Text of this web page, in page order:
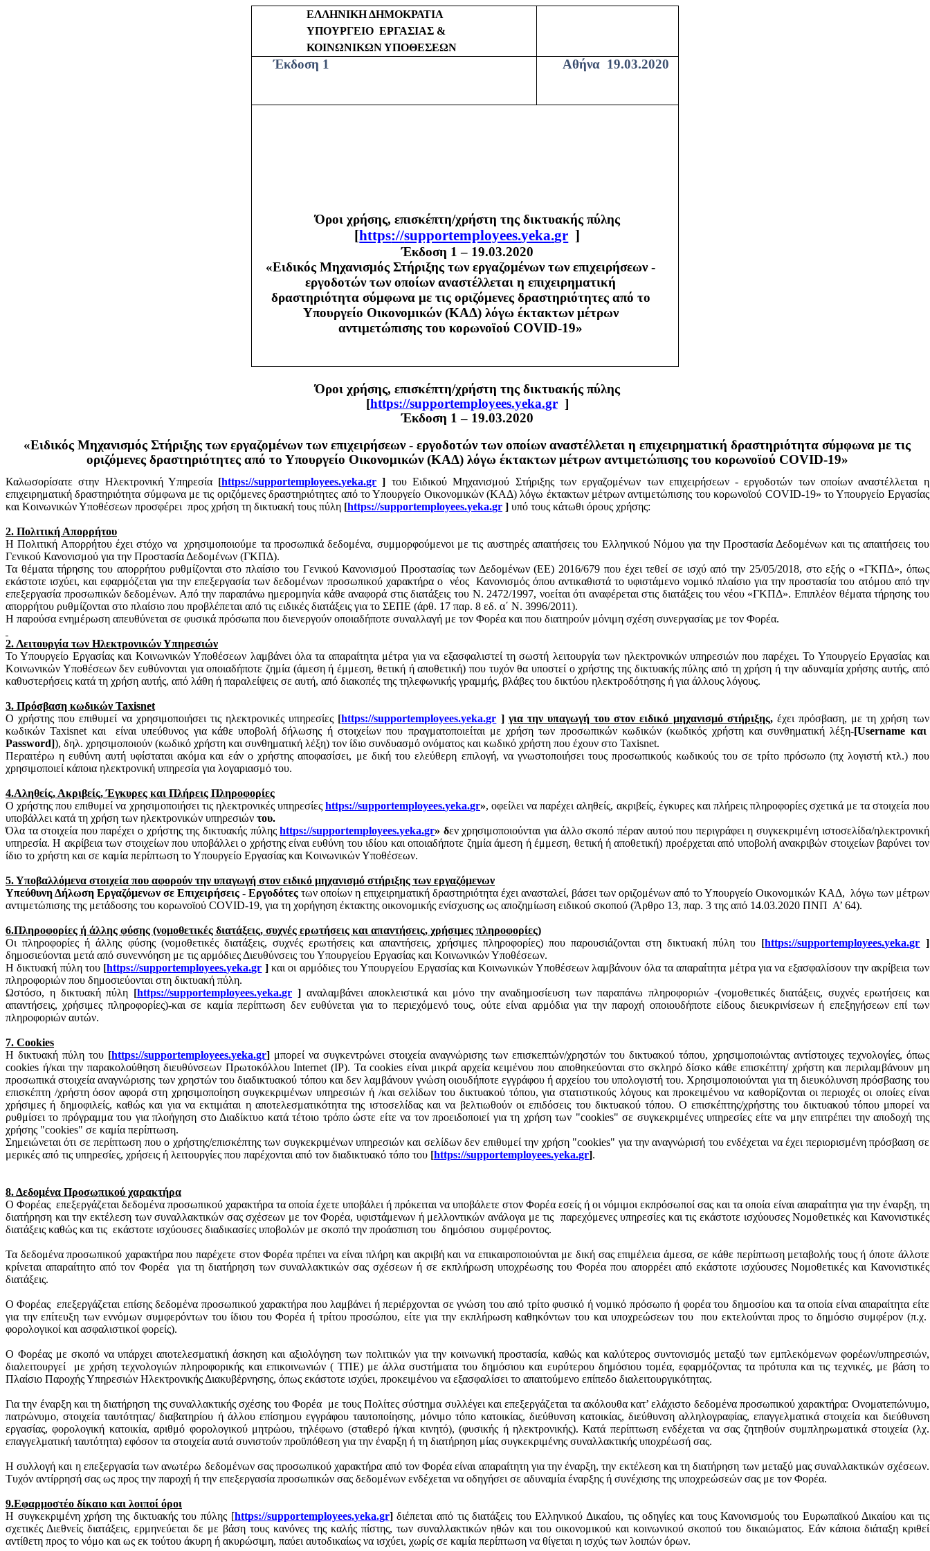
ΕΛΛΗΝΙΚΗ ΔΗΜΟΚΡΑΤΙΑ
ΥΠΟΥΡΓΕΙΟ ΕΡΓΑΣΙΑΣ &
ΚΟΙΝΩΝΙΚΩΝ ΥΠΟΘΕΣΕΩΝ
Έκδοση 1 Αθήνα 19.03.2020
Όροι χρήσης, επισκέπτη/χρήστη της δικτυακής πύλης
[https://supportemployees.yeka.gr ]
Έκδοση 1 – 19.03.2020
«Ειδικός Μηχανισμός Στήριξης των εργαζομένων των επιχειρήσεων -
εργοδοτών των οποίων αναστέλλεται η επιχειρηματική
δραστηριότητα σύμφωνα με τις οριζόμενες δραστηριότητες από το
Υπουργείο Οικονομικών (ΚΑΔ) λόγω έκτακτων μέτρων
αντιμετώπισης τουκορωνοϊού COVID-19»
Όροι χρήσης, επισκέπτη/χρήστη της δικτυακής πύλης
[https://supportemployees.yeka.gr ]
Έκδοση 1 – 19.03.2020
«Ειδικός Μηχανισμός Στήριξης των εργαζομένων των επιχειρήσεων - εργοδοτών των οποίων αναστέλλεται η επιχειρηματική δραστηριότητα σύμφωνα με τις
οριζόμενες δραστηριότητες από το Υπουργείο Οικονομικών (ΚΑΔ) λόγω έκτακτων μέτρων αντιμετώπισης του κορωνοϊούCOVID-19»
Καλωσορίσατε στην Ηλεκτρονική Υπηρεσία [https://supportemployees.yeka.gr ] τουΕιδικού Μηχανισμού Στήριξης των εργαζομένων των επιχειρήσεων - εργοδοτών των οποίων αναστέλλεται η
επιχειρηματική δραστηριότητα σύμφωνα με τις οριζόμενες δραστηριότητες από το Υπουργείο Οικονομικών (ΚΑΔ) λόγω έκτακτων μέτρων αντιμετώπισης τουκορωνοϊού COVID-19» το Υπουργείο Εργασίας
και Κοινωνικών Υποθέσεων προσφέρει προς χρήση τη δικτυακή τους πύλη [https://supportemployees.yeka.gr ] υπό τους κάτωθι όρους χρήσης:
2. Πολιτική Απορρήτου
Η Πολιτική Απορρήτου έχει στόχο να
χρησιμοποιούμε τα προσωπικά δεδομένα, συμμορφούμενοι με τις αυστηρές απαιτήσεις του Ελληνικού Νόμου για την Προστασία Δεδομένων και τις απαιτήσεις του
Γενικού Κανονισμού για την Προστασία Δεδομένων (ΓΚΠΔ).
Τα θέματα τήρησης του απορρήτου ρυθμίζονται στο πλαίσιο του Γενικού Κανονισμού Προστασίας των Δεδομένων (ΕΕ) 2016/679 που έχει τεθεί σε ισχύ από την 25/05/2018, στο εξής ο «ΓΚΠΔ», όπως
εκάστοτε ισχύει, και εφαρμόζεται για την επεξεργασία των δεδομένων προσωπικού χαρακτήρα ο
νέος
Κανονισμός όπου αντικαθιστά το υφιστάμενο νομικό πλαίσιο για την προστασία του ατόμου από την
επεξεργασία προσωπικών δεδομένων. Από την παραπάνω ημερομηνία κάθε αναφορά στις διατάξεις του Ν. 2472/1997, νοείται ότι αναφέρεται στις διατάξεις του νέου «ΓΚΠΔ». Επιπλέον θέματα τήρησης του
απορρήτου ρυθμίζονται στο πλαίσιο που προβλέπεται από τις ειδικές διατάξεις για το ΣΕΠΕ (άρθ. 17 παρ. 8 εδ. α΄ Ν. 3996/2011).
Η παρούσα ενημέρωση απευθύνεται σε φυσικά πρόσωπα που διενεργούν οποιαδήποτε συναλλαγή με τον Φορέα και που διατηρούν μόνιμη σχέση συνεργασίας με τον Φορέα.
2. Λειτουργία των Ηλεκτρονικών Υπηρεσιών
Το Υπουργείο Εργασίας και Κοινωνικών Υποθέσεων λαμβάνει όλα τα απαραίτητα μέτρα για να εξασφαλιστεί τη σωστή λειτουργία των ηλεκτρονικών υπηρεσιών που παρέχει. Το Υπουργείο Εργασίας και
Κοινωνικών Υποθέσεων δεν ευθύνονται για οποιαδήποτε ζημία (άμεση ή έμμεση, θετική ή αποθετική) που τυχόν θα υποστεί ο χρήστης της δικτυακής πύλης από τη χρήση ή την αδυναμία χρήσης αυτής, από
καθυστερήσεις κατά τη χρήση αυτής, από λάθη ή παραλείψεις σε αυτή, από διακοπές της τηλεφωνικής γραμμής, βλάβες του δικτύου ηλεκτροδότησης ή για άλλους λόγους.
3. Πρόσβαση κωδικών Taxisnet
Ο χρήστης που επιθυμεί να χρησιμοποιήσει τις ηλεκτρονικές υπηρεσίες [https://supportemployees.yeka.gr ] για την υπαγωγή του στον ειδικό μηχανισμό στήριξης,έχει πρόσβαση, με τη χρήση των
κωδικώνTaxisnet και είναι υπεύθυνος για κάθε υποβολή δήλωσης ή στοιχείων που πραγματοποιείται με χρήση των προσωπικών κωδικών (κωδικός χρήστη και συνθηματική λέξη-[Username και
Password]), δηλ. χρησιμοποιούν (κωδικό χρήστη και συνθηματική λέξη) τον ίδιο συνδυασμό ονόματος και κωδικό χρήστη που έχουν στο Taxisnet.
Περαιτέρω η ευθύνη αυτή υφίσταται ακόμα και εάν ο χρήστης αποφασίσει, με δική του ελεύθερη επιλογή, να γνωστοποιήσει τους προσωπικούς κωδικούς του σε τρίτο πρόσωπο (πχ λογιστή κτλ.) που
χρησιμοποιεί κάποια ηλεκτρονική υπηρεσία για λογαριασμό του.
4.Αληθείς, Ακριβείς, Έγκυρες και Πλήρεις Πληροφορίες
Ο χρήστης που επιθυμεί να χρησιμοποιήσει τις ηλεκτρονικές υπηρεσίεςhttps://supportemployees.yeka.gr», οφείλει να παρέχει αληθείς, ακριβείς, έγκυρες και πλήρεις πληροφορίες σχετικά με τα στοιχεία που
υποβάλλει κατά τη χρήση των ηλεκτρονικών υπηρεσιών του.
Όλα τα στοιχεία που παρέχει ο χρήστης της δικτυακής πύληςhttps://supportemployees.yeka.gr» δεν χρησιμοποιούνται για άλλο σκοπό πέραν αυτού που περιγράφει η συγκεκριμένη ιστοσελίδα/ηλεκτρονική
υπηρεσία. Η ακρίβεια των στοιχείων που υποβάλλει ο χρήστης είναι ευθύνη του ιδίου και οποιαδήποτε ζημία άμεση ή έμμεση, θετική ή αποθετική) προέρχεται από υποβολή ανακριβών στοιχείων βαρύνει τον
ίδιο το χρήστη και σε καμία περίπτωση το Υπουργείο Εργασίας και Κοινωνικών Υποθέσεων.
5. Υποβαλλόμενα στοιχεία που αφορούν την υπαγωγή στον ειδικό μηχανισμό στήριξης των εργαζόμενων
Υπεύθυνη Δήλωση Εργαζόμενων σε Επιχειρήσεις - Εργοδότες των οποίων η επιχειρηματική δραστηριότητα έχει ανασταλεί, βάσει των οριζομένων από το Υπουργείο Οικονομικών ΚΑΔ, λόγω των μέτρων
αντιμετώπισης της μετάδοσης του κορωνοϊού COVID-19, για τη χορήγηση έκτακτης οικονομικής ενίσχυσης ως αποζημίωση ειδικού σκοπού (Άρθρο 13, παρ. 3 της από 14.03.2020 ΠΝΠ Α’ 64).
6.Πληροφορίες ή άλλης φύσης (νομοθετικές διατάξεις, συχνές ερωτήσεις και απαντήσεις, χρήσιμες πληροφορίες)
Οι πληροφορίες ή άλλης φύσης (νομοθετικές διατάξεις, συχνές ερωτήσεις και απαντήσεις, χρήσιμες πληροφορίες) που παρουσιάζονται στη δικτυακή πύλη του [https://supportemployees.yeka.gr ]
δημοσιεύονται μετά από συνεννόηση με τις αρμόδιες Διευθύνσεις του Υπουργείου Εργασίας και Κοινωνικών Υποθέσεων.
Η δικτυακή πύλη του [https://supportemployees.yeka.gr ]και οι αρμόδιες του Υπουργείου Εργασίας και Κοινωνικών Υποθέσεων λαμβάνουν όλα τα απαραίτητα μέτρα για να εξασφαλίσουν την ακρίβεια των
πληροφοριών που δημοσιεύονται στη δικτυακή πύλη.
Ωστόσο, η δικτυακή πύλη [https://supportemployees.yeka.gr ] αναλαμβάνει αποκλειστικά και μόνο την αναδημοσίευση των παραπάνω πληροφοριών -(νομοθετικές διατάξεις, συχνές ερωτήσεις και
απαντήσεις, χρήσιμες πληροφορίες)-και σε καμία περίπτωση δεν ευθύνεται για το περιεχόμενό τους, ούτε είναι αρμόδια για την παροχή οποιουδήποτε είδους διευκρινίσεων ή επεξηγήσεων επί των
πληροφοριών αυτών.
7. Cookies
Η δικτυακή πύλη του [https://supportemployees.yeka.gr] μπορεί να συγκεντρώνει στοιχεία αναγνώρισης των επισκεπτών/χρηστών του δικτυακού τόπου, χρησιμοποιώντας αντίστοιχες τεχνολογίες, όπως
cookies ή/και την παρακολούθηση διευθύνσεων Πρωτοκόλλου Internet (IP). Ταcookies είναι μικρά αρχεία κειμένου που αποθηκεύονται στο σκληρό δίσκο κάθε επισκέπτη/ χρήστη και περιλαμβάνουν μη
προσωπικά στοιχεία αναγνώρισης των χρηστών του διαδικτυακού τόπου και δεν λαμβάνουν γνώση οιουδήποτε εγγράφου ή αρχείου του υπολογιστή του. Χρησιμοποιούνται για τη διευκόλυνση πρόσβασης του
επισκέπτη /χρήστη όσον αφορά στη χρησιμοποίηση συγκεκριμένων υπηρεσιών ή /και σελίδων του δικτυακού τόπου, για στατιστικούς λόγους και προκειμένου να καθορίζονται οι περιοχές οι οποίες είναι
χρήσιμες ή δημοφιλείς, καθώς και για να εκτιμάται η αποτελεσματικότητα της ιστοσελίδας και να βελτιωθούν οι επιδόσεις του δικτυακού τόπου. Ο επισκέπτης/χρήστης του δικτυακού τόπου μπορεί να
ρυθμίσει το πρόγραμμα του για πλοήγηση στο Διαδίκτυο κατά τέτοιο τρόπο ώστε είτε να τον προειδοποιεί για τη χρήση των "cookies" σε συγκεκριμένες υπηρεσίες είτε να μην επιτρέπει την αποδοχή της
χρήσης "cookies" σε καμία περίπτωση.
Σημειώνεται ότι σε περίπτωση που ο χρήστης/επισκέπτης των συγκεκριμένων υπηρεσιών και σελίδων δεν επιθυμεί την χρήση "cookies" για την αναγνώρισή του ενδέχεται να έχει περιορισμένη πρόσβαση σε
μερικές από τις υπηρεσίες, χρήσεις ή λειτουργίες που παρέχονται από τον διαδικτυακό τόπο του [https://supportemployees.yeka.gr].
8. Δεδομένα Προσωπικού χαρακτήρα
Ο Φορέας επεξεργάζεται δεδομένα προσωπικού χαρακτήρα τα οποία έχετε υποβάλει ή πρόκειται να υποβάλετε στον Φορέα εσείς ή οι νόμιμοι εκπρόσωποί σας και τα οποία είναι απαραίτητα για την έναρξη, τη
διατήρηση και την εκτέλεση των συναλλακτικών σας σχέσεων με τον Φορέα, υφιστάμενων ή μελλοντικών ανάλογα με τις παρεχόμενες υπηρεσίες και τις εκάστοτε ισχύουσες Νομοθετικές και Κανονιστικές
διατάξεις καθώς και τις εκάστοτε ισχύουσες διαδικασίες υποβολών με σκοπό την προάσπιση του δημόσιου συμφέροντος.
Τα δεδομένα προσωπικού χαρακτήρα που παρέχετε στον Φορέα πρέπει να είναι πλήρη και ακριβή και να επικαιροποιούνται με δική σας επιμέλεια άμεσα, σε κάθε περίπτωση μεταβολής τους ή όποτε άλλοτε
κρίνεται απαραίτητο από τον Φορέα
για τη διατήρηση των συναλλακτικών σας σχέσεων ή σε εκπλήρωση υποχρέωσης του Φορέα που απορρέει από εκάστοτε ισχύουσες Νομοθετικές και Κανονιστικές
διατάξεις.
Ο Φορέας επεξεργάζεται επίσης δεδομένα προσωπικού χαρακτήρα που λαμβάνει ή περιέρχονται σε γνώση του από τρίτο φυσικό ή νομικό πρόσωπο ή φορέα του δημοσίου και τα οποία είναι απαραίτητα είτε
για την επίτευξη των εννόμων συμφερόντων του ίδιου του Φορέα ή τρίτου προσώπου, είτε για την εκπλήρωση καθηκόντων του και υποχρεώσεων του
που εκτελούνται προς το δημόσιο συμφέρον (π.χ.
φορολογικοί και ασφαλιστικοί φορείς).
Ο Φορέας με σκοπό να υπάρχει αποτελεσματική άσκηση και αξιολόγηση των πολιτικών για την κοινωνική προστασία, καθώς και καλύτερος συντονισμός μεταξύ των εμπλεκόμενων φορέων/υπηρεσιών,
διαλειτουργεί
με χρήση τεχνολογιών πληροφορικής και επικοινωνιών ( ΤΠΕ) με άλλα συστήματα του δημόσιου και ευρύτερου δημόσιου τομέα, εφαρμόζοντας τα πρότυπα και τις τεχνικές, με βάση το
Πλαίσιο Παροχής Υπηρεσιών Ηλεκτρονικής Διακυβέρνησης, όπως εκάστοτε ισχύει, προκειμένου να εξασφαλίσει το απαιτούμενο επίπεδο διαλειτουργικότητας.
Για την έναρξη και τη διατήρηση της συναλλακτικής σχέσης του Φορέα με τους Πολίτες σύστημα συλλέγει και επεξεργάζεται τα ακόλουθα κατ’ ελάχιστο δεδομένα προσωπικού χαρακτήρα: Ονοματεπώνυμο,
πατρώνυμο, στοιχεία ταυτότητας/ διαβατηρίου ή άλλου επίσημου εγγράφου ταυτοποίησης, μόνιμο τόπο κατοικίας, διεύθυνση κατοικίας, διεύθυνση αλληλογραφίας, επαγγελματικά στοιχεία και διεύθυνση
εργασίας, φορολογική κατοικία, αριθμό φορολογικού μητρώου, τηλέφωνο (σταθερό ή/και κινητό), (φυσικής ή ηλεκτρονικής). Κατά περίπτωση ενδέχεται να σας ζητηθούν συμπληρωματικά στοιχεία (λχ.
επαγγελματική ταυτότητα) εφόσον τα στοιχεία αυτά συνιστούν προϋπόθεση για την έναρξη ή τη διατήρηση μίας συγκεκριμένης συναλλακτικής υποχρέωσή σας.
Η συλλογή και η επεξεργασία των ανωτέρω δεδομένων σας προσωπικού χαρακτήρα από τον Φορέα είναι απαραίτητη για την έναρξη, την εκτέλεση και τη διατήρηση των μεταξύ μας συναλλακτικών σχέσεων.
Τυχόν αντίρρησή σας ως προς την παροχή ή την επεξεργασία προσωπικών σας δεδομένων ενδέχεται να οδηγήσει σε αδυναμία έναρξης ή συνέχισης της υποχρεώσεών σας με τον Φορέα.
9.Εφαρμοστέο δίκαιο και λοιποί όροι
Η συγκεκριμένη χρήση της δικτυακής του πύλης [https://supportemployees.yeka.gr]διέπεται από τις διατάξεις του Ελληνικού Δικαίου, τις οδηγίες και τους Κανονισμούς του Ευρωπαϊκού Δικαίου και τις
σχετικές Διεθνείς διατάξεις, ερμηνεύεται δε με βάση τους κανόνες της καλής πίστης, των συναλλακτικών ηθών και του οικονομικού και κοινωνικού σκοπού του δικαιώματος. Εάν κάποια διάταξη κριθεί
αντίθετη προς το νόμο και ως εκ τούτου άκυρη ή ακυρώσιμη, παύει αυτοδικαίως να ισχύει, χωρίς σε καμία περίπτωση να θίγεται η ισχύς των λοιπών όρων.